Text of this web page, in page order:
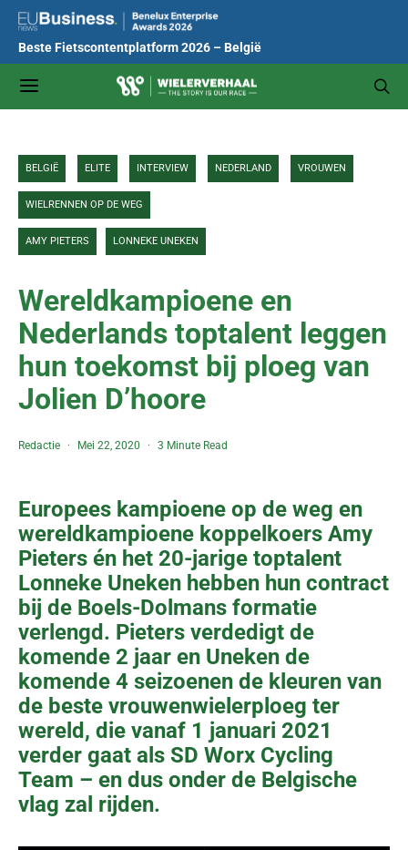
Beste Fietscontentplatform 2026 – België
BELGIË ELITE INTERVIEW NEDERLAND VROUWEN
WIELRENNEN OP DE WEG
AMY PIETERS LONNEKE UNEKEN
Wereldkampioene en
Nederlands toptalent leggen
hun toekomst bij ploeg van
Jolien D’hoore
Redactie Mei 22, 2020 3 Minute Read
Europees kampioene op de weg en
wereldkampioene koppelkoers Amy
Pieters én het 20-jarige toptalent
Lonneke Uneken hebben hun contract
bij de Boels-Dolmans formatie
verlengd. Pieters verdedigt de
komende 2 jaar en Uneken de
komende 4 seizoenen de kleuren van
de beste vrouwenwielerploeg ter
wereld, die vanaf 1 januari 2021
verder gaat als SD Worx Cycling
Team – en dus onder de Belgische
vlag zal rijden.